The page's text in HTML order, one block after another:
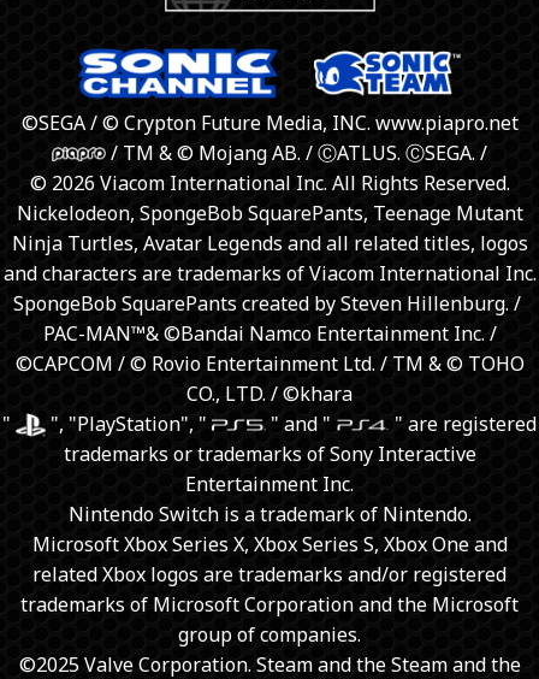
©SEGA / © Crypton Future Media, INC. www.piapro.net
/ TM & © Mojang AB. / ⒸATLUS. ⒸSEGA. /
© 2026 Viacom International Inc. All Rights Reserved.
Nickelodeon, SpongeBob SquarePants, Teenage Mutant
Ninja Turtles, Avatar Legends and all related titles, logos
and characters are trademarks of Viacom International Inc.
SpongeBob SquarePants created by Steven Hillenburg. / ​
PAC-MAN™& ©Bandai Namco Entertainment Inc. /
©CAPCOM / © Rovio Entertainment Ltd. / TM & © TOHO
CO., LTD. / ©khara
"
", "PlayStation", " " and "
" are registered
trademarks or trademarks of Sony Interactive
Entertainment Inc.
Nintendo Switch is a trademark of Nintendo.
Microsoft Xbox Series X, Xbox Series S, Xbox One and
related Xbox logos are trademarks and/or registered
trademarks of Microsoft Corporation and the Microsoft
group of companies.
©2025 Valve Corporation. Steam and the Steam and the